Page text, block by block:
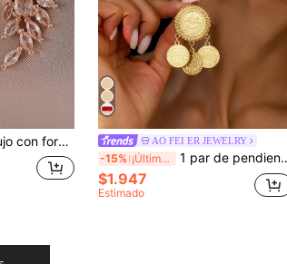
1 par de aretes de lujo con forma de pluma y circonita cúbica para mujeres y niñas, regalo de joyería para vuelta al colegio, fiesta, cumpleaños, amistad y uso diario AO FEI ER JEWELRY
-15% ¡Últimos 3 días 1 par de pendientes con monedas vintage elegantes doradas, accesorios para mujer para uso diario, fiestas y regalos de boda
$1.947
Estimado